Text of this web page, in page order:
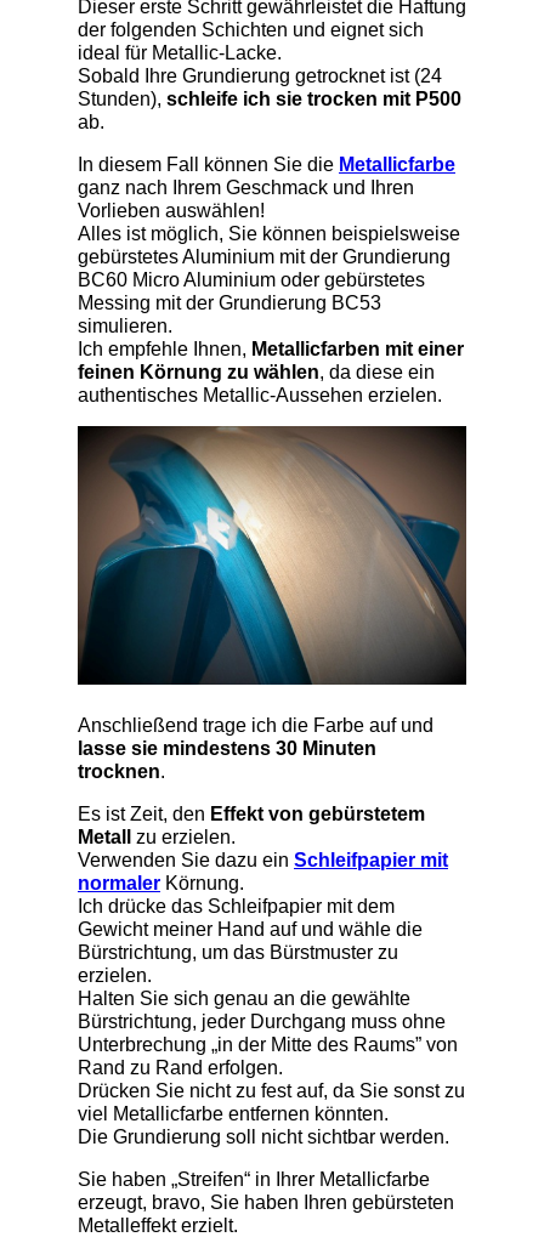
Dieser erste Schritt gewährleistet die Haftung
der folgenden Schichten und eignet sich
ideal für Metallic-Lacke.
Sobald Ihre Grundierung getrocknet ist (24
Stunden), schleife ich sie trocken mit P500
ab.
In diesem Fall können Sie die Metallicfarbe
ganz nach Ihrem Geschmack und Ihren
Vorlieben auswählen!
Alles ist möglich, Sie können beispielsweise
gebürstetes Aluminium mit der Grundierung
BC60 Micro Aluminium oder gebürstetes
Messing mit der Grundierung BC53
simulieren.
Ich empfehle Ihnen, Metallicfarben mit einer
feinen Körnung zu wählen, da diese ein
authentisches Metallic-Aussehen erzielen.
Anschließend trage ich die Farbe auf und
lasse sie mindestens 30 Minuten
trocknen.
Es ist Zeit, den Effekt von gebürstetem
Metall
zu erzielen.
Verwenden Sie dazu ein Schleifpapier mit
normaler Körnung.
Ich drücke das Schleifpapier mit dem
Gewicht meiner Hand auf und wähle die
Bürstrichtung, um das Bürstmuster zu
erzielen.
Halten Sie sich genau an die gewählte
Bürstrichtung, jeder Durchgang muss ohne
Unterbrechung „in der Mitte des Raums” von
Rand zu Rand erfolgen.
Drücken Sie nicht zu fest auf, da Sie sonst zu
viel Metallicfarbe entfernen könnten.
Die Grundierung soll nicht sichtbar werden.
Sie haben „Streifen“ in Ihrer Metallicfarbe
erzeugt, bravo, Sie haben Ihren gebürsteten
Metalleffekt erzielt.